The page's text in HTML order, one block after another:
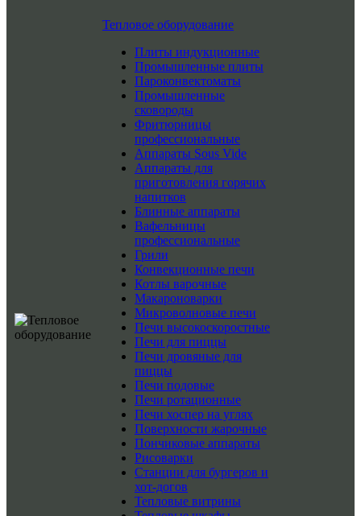
Тепловое оборудование
Плиты индукционные
Промышленные плиты
Пароконвектоматы
Промышленные
сковороды
Фритюрницы
профессиональные
Аппараты Sous Vide
Аппараты для
приготовления горячих
напитков
Блинные аппараты
Вафельницы
профессиональные
Грили
Конвекционные печи
Котлы варочные
Макароноварки
Микроволновые печи
Печи высокоскоростные
Печи для пиццы
Печи дровяные для
пиццы
Печи подовые
Печи ротационные
Печи хоспер на углях
Поверхности жарочные
Пончиковые аппараты
Рисоварки
Станции для бургеров и
хот-догов
Тепловые витрины